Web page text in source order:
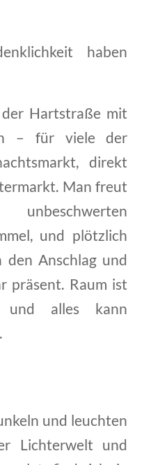
haben
Hartstraße mit
– für viele der
direkt
Man freut
und plötzlich
Anschlag und
präsent. Raum ist
alles kann
und leuchten
Lichterwelt und